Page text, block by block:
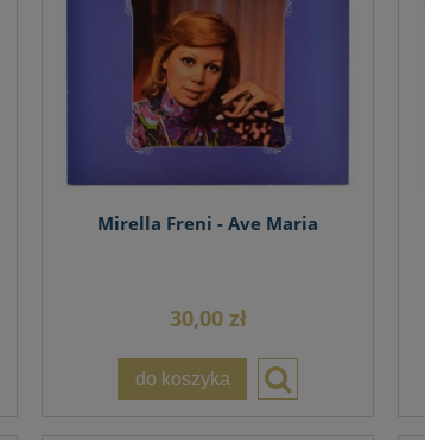
Mirella Freni - Ave Maria
30,00 zł
do koszyka